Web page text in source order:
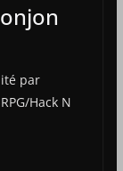
par
Hack N